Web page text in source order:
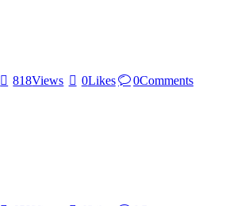
818Views 0Likes 0Comments